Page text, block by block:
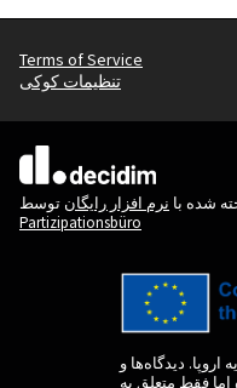
Terms of Service
تنظیمات کوکی
(لینک خارجی) شده با نرم افزار رایگان
Partizipationsbüro
اروپا. دیدگاه‌ها و
فقط متعلق به